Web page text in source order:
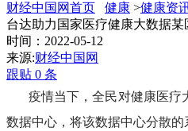
财经中国网首页 健康 >健康资
台达助力国家医疗健康大数据
时间：2022-05-12
来源:财经中国网
跟贴 0 条
疫情当下，全民对健康医
数据中心，将该数据中心分散